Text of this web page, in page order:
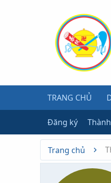
TRANG CHỦ
Đăng ký
Trang chủ